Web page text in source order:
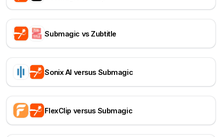
Submagic vs Zubtitle
Sonix AI versus Submagic
FlexClip versus Submagic